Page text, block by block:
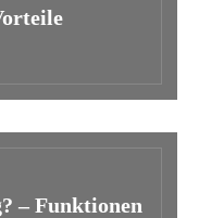
– Funktionen